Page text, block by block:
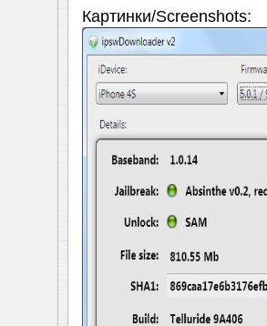
Картинки/Screenshots: